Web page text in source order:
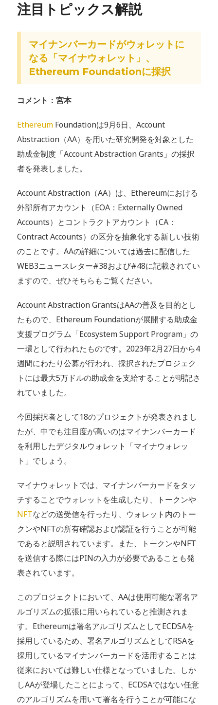
注目トピックス解説
マイナンバーカードがウォレットに
なる「マイナウォレット」、
Ethereum Foundationに採択
コメント：宮本
Ethereum Foundationは9月6日、Account
Abstraction（AA）を用いた研究開発を対象とした
助成金制度「Account Abstraction Grants」の採択
者を発表しました。
Account Abstraction（AA）は、Ethereumにおける
外部所有アカウント（EOA：Externally Owned
Accounts）とコントラクトアカウント（CA：
Contract Accounts）の区分を抽象化する新しい技術
のことです。AAの詳細については過去に配信した
WEB3ニュースレター#38および#48に記載されてい
ますので、ぜひそちらもご覧ください。
Account Abstraction GrantsはAAの普及を目的とし
たもので、Ethereum Foundationが展開する助成金
支援プログラム「Ecosystem Support Program」の
一環として行われたものです。2023年2月27日から4
週間にわたり公募が行われ、採択されたプロジェク
トには最大5万ドルの助成金を支給することが明記さ
れていました。
今回採択者として18のプロジェクトが発表されまし
たが、中でも注目度が高いのはマイナンバーカード
を利用したデジタルウォレット「マイナウォレッ
ト」でしょう。
マイナウォレットでは、マイナンバーカードをタッ
チすることでウォレットを生成したり、トークンや
NFTなどの送受信を行ったり、ウォレット内のトー
クンやNFTの所有確認および認証を行うことが可能
であると説明されています。また、トークンやNFT
を送信する際にはPINの入力が必要であることも発
表されています。
このプロジェクトにおいて、AAは使用可能な署名ア
ルゴリズムの拡張に用いられていると推測されま
す。Ethereumは署名アルゴリズムとしてECDSAを
採用しているため、署名アルゴリズムとしてRSAを
採用しているマイナンバーカードを活用することは
従来においては難しい仕様となっていました。しか
しAAが登場したことによって、ECDSAではない任意
のアルゴリズムを用いて署名を行うことが可能にな